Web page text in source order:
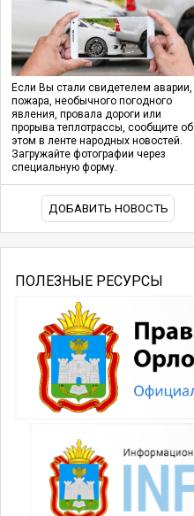
Если Вы стали свидетелем аварии,
пожара, необычного погодного
явления, провала дороги или
прорыва теплотрассы, сообщите об
этом в ленте народных новостей.
Загружайте фотографии через
специальную форму.
ДОБАВИТЬ НОВОСТЬ
ПОЛЕЗНЫЕ РЕСУРСЫ